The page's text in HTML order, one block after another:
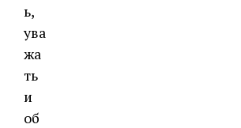
ь,
ува
жа
ть
и
об